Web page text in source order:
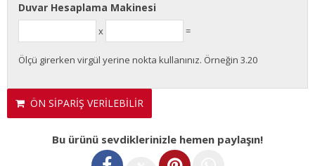
Duvar Hesaplama Makinesi
x =
Ölçü girerken virgül yerine nokta kullanınız. Örneğin 3.20
ÖN SİPARİŞ VERİLEBİLİR
Bu ürünü sevdiklerinizle hemen paylaşın!